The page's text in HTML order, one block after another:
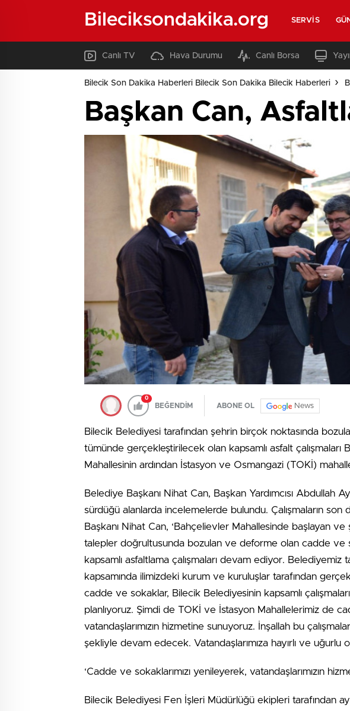
Bileciksondakika.org SERVIS
Canlı TV Hava Durumu Canlı Borsa
Bilecik Son Dakika Haberleri Bilecik Son Dakika Bilecik Haberleri
Başkan Can,
0
BEĞENDİM ABONE OL News
Bilecik Belediyesi tarafından şehrin birçok noktasında
tümünde gerçekleştirilecek olan kapsamlı asfalt
Mahallesinin ardından İstasyon ve Osmangazi (TOKİ)
Belediye Başkanı Nihat Can, Başkan Yardımcısı Abdullah
sürdüğü alanlarda incelemelerde bulundu. Çalışmaların son
Başkanı Nihat Can, ‘Bahçelievler Mahallesinde başlayan
talepler doğrultusunda bozulan ve deforme olan cadde ve
kapsamlı asfaltlama çalışmaları devam ediyor. Belediyemiz
kapsamında ilimizdeki kurum ve kuruluşlar tarafından
cadde ve sokaklar, Bilecik Belediyesinin kapsamlı
planlıyoruz. Şimdi de TOKİ ve İstasyon Mahallelerimiz de
vatandaşlarımızın hizmetine sunuyoruz. İnşallah bu
şekliyle devam edecek. Vatandaşlarımıza hayırlı ve uğurlu
‘Cadde ve sokaklarımızı yenileyerek, vatandaşlarımızın
Bilecik Belediyesi Fen İşleri Müdürlüğü ekipleri tarafından